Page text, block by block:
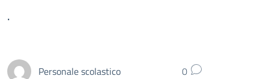
.
Personale scolastico 0